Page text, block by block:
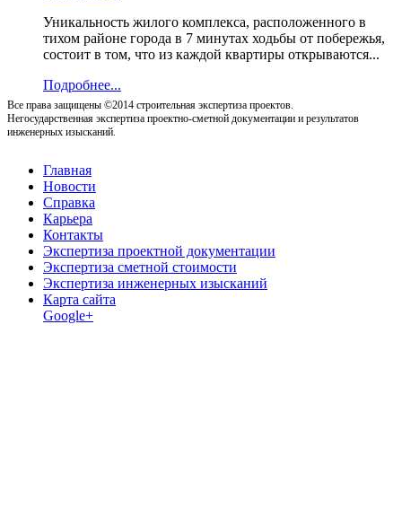
Уникальность жилого комплекса, расположенного в
тихом районе города в 7 минутах ходьбы от побережья,
состоит в том, что из каждой квартиры открываются...
Подробнее...
Все права защищены ©2014 строительная экспертиза проектов.
Негосударственная экспертиза проектно-сметной документации и результатов
инженерных изысканий.
Главная
Новости
Справка
Карьера
Контакты
Экспертиза проектной документации
Экспертиза сметной стоимости
Экспертиза инженерных изысканий
Карта сайта
Google+